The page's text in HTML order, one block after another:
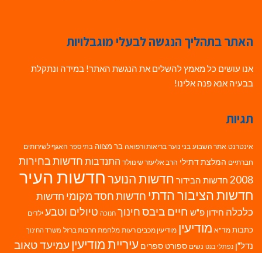
האתר בתהליך הנגשה לבעלי מוגבלויות
אנו עושים כל מאמץ להשלים את הנגשת האתר! במידה ונתקלת
בבעיה אנא פנה אלינו!
תגיות
אינטרנט אתר השבוע בני נוער בריאות ורפואה בר מצווה בתי ספר האגף לשירותים
חברתיים המלצת דתילי הרב אליעזר שינוולד התנדבות חדשות בחירות
2008 חדשות הבידור חדשות הנוערחדשות העיר
חדשות הציבור הדתי חדשות חסד מקומי חדשות
כלכלה חידון פ"ש חיים ביבסחינוך חנוכה טיולים וטבע ילדים
כתבות מד"א מודיעין מודיעין מכבים רעות מלחמת חרבות ברזל משרד החינוך
נדל"ן נפתלי בנט נשים ספורט ספרים עיריית מודיעין עמיעד טאוב